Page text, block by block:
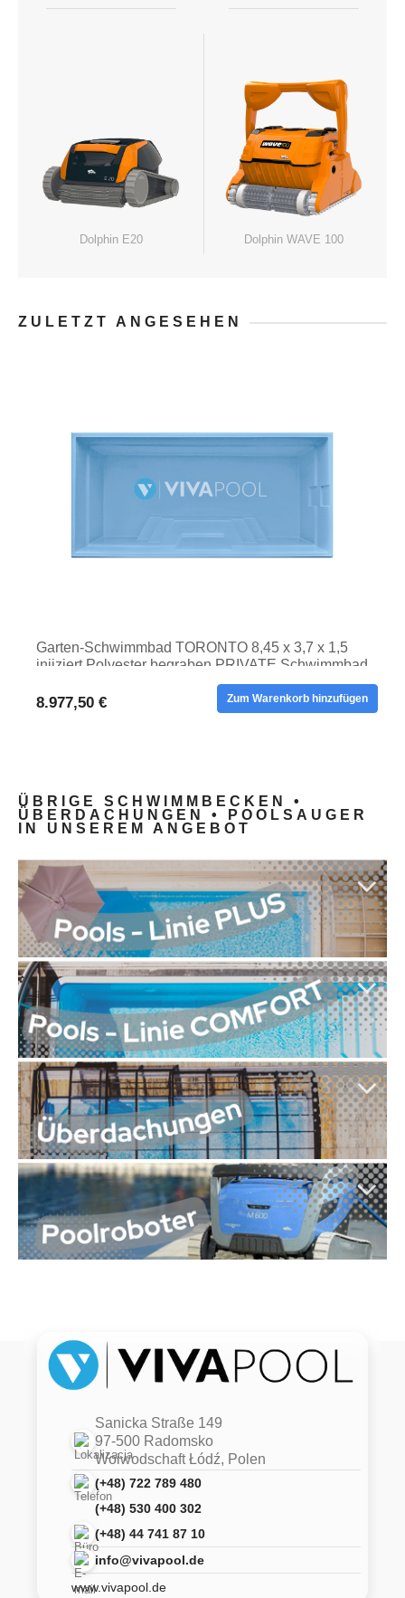
Dolphin E20 Dolphin WAVE 100
ZULETZT ANGESEHEN
Garten-Schwimmbad TORONTO 8,45 x 3,7 x 1,5
injiziert Polyester begraben PRIVATE Schwimmbad
8.977,50 € Zum Warenkorb hinzufügen
ÜBRIGE SCHWIMMBECKEN •
ÜBERDACHUNGEN • POOLSAUGER
IN UNSEREM ANGEBOT
Sanicka Straße 149
97-500 Radomsko
Woiwodschaft Łódź, Polen
(+48) 722 789 480
(+48) 530 400 302
(+48) 44 741 87 10
info@vivapool.de
www.vivapool.de